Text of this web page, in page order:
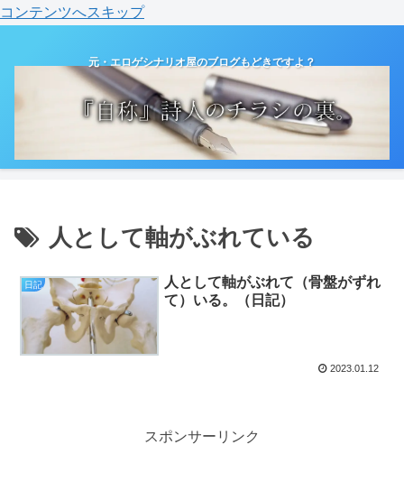
コンテンツへスキップ
元・エロゲシナリオ屋のブログもどきですよ？
人として軸がぶれている
日記
人として軸がぶれて（骨盤がずれ
て）いる。（日記）
2023.01.12
スポンサーリンク